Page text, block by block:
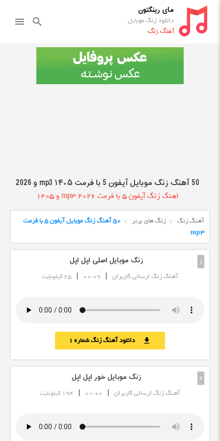
مای رینگتون
دانلود زنگ موبایل
آهنگ زنگ
search
menu
50 آهنگ زنگ موبایل آیفون 5 با فرمت mp3 ۱۴۰۵ و 2026
اهنگ زنگ آیفون 5 با فرمت mp3 2026 و 1405
آهنگ زنگ زنگ های برتر
50 آهنگ زنگ موبایل آیفون 5 با فرمت
mp3
1 زنگ موبایل اصلی اپل اپل
آهنگ زنگ ارسالی کاربران |
00:09
| 65 کیلوبایت
download دانلود آهنگ زنگ شماره 1
2 زنگ موبایل خور اپل اپل
آهنگ زنگ ارسالی کاربران |
00:00
| 194 کیلوبایت